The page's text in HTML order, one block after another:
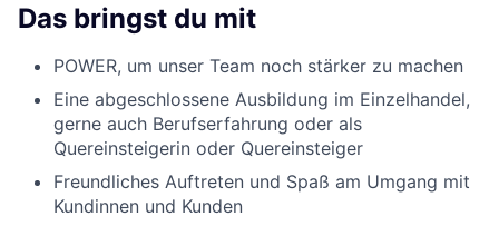
Das bringst du mit
POWER, um unser Team noch stärker zu machen
Eine abgeschlossene Ausbildung im Einzelhandel,
gerne auch Berufserfahrung oder als
Quereinsteigerin oder Quereinsteiger
Freundliches Auftreten und Spaß am Umgang mit
Kundinnen und Kunden